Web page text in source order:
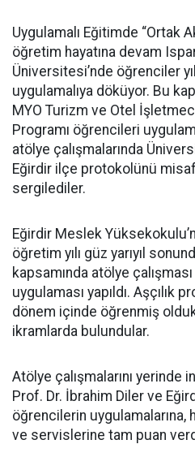
Uygulamalı Eğitimde “Ortak
öğretim hayatına devam
Üniversitesi’nde öğrenciler
uygulamalıya döküyor. Bu
MYO Turizm ve Otel
Programı öğrencileri
atölye çalışmalarında
Eğirdir ilçe protokolünü
sergilediler.
Eğirdir Meslek
öğretim yılı güz yarıyıl
kapsamında atölye
uygulaması yapıldı. Aşçılık
dönem içinde öğrenmiş
ikramlarda bulundular.
Atölye çalışmalarını yerinde
Prof. Dr. İbrahim Diler ve
öğrencilerin uygulamalarına,
ve servislerine tam puan